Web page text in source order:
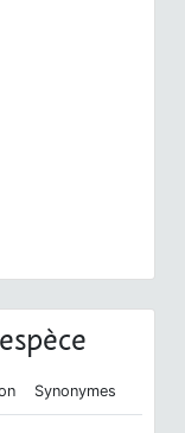
Synonymes